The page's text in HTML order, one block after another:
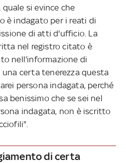
si evince che
è indagato per i reati di
di atti d'ufficio. La
nel registro citato è
nell'informazione di
certa tenerezza questa
persona indagata, perché
benissimo che se sei nel
indagata, non è iscritto
di certa